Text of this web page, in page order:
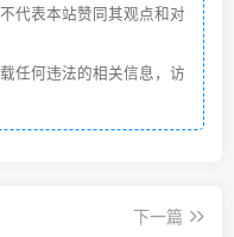
代表本站赞同其观点和对
任何违法的相关信息，访
下一篇